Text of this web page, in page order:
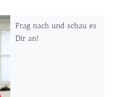
Frag nach und schau es
Dir an!